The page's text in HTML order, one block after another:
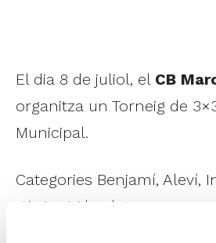
El dia 8 de juliol, el CB
organitza un Torneig de
Municipal.
Categories Benjamí, Aleví,
Júnior i Absoluta.